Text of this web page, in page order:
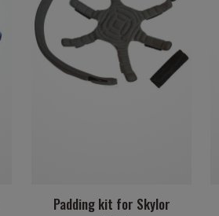
Padding kit for Skylor